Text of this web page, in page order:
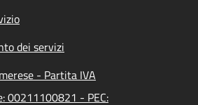
dei servizi
- Partita IVA
00211100821 - PEC: